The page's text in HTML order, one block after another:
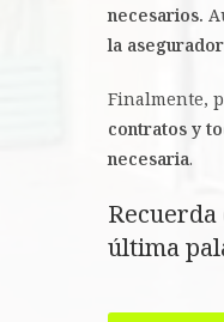
necesarios.
la
Finalmente,
contratos y
necesaria.
última